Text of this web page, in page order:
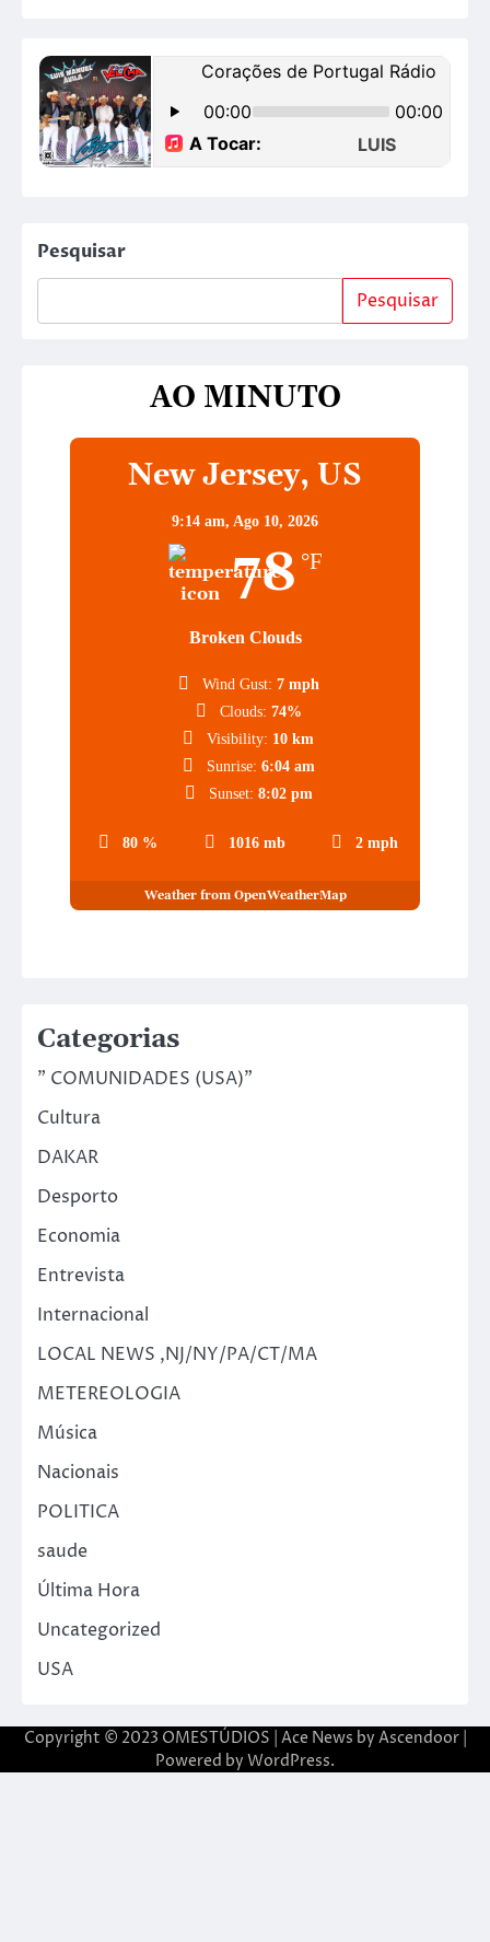
Pesquisar
Pesquisar
AO MINUTO
New Jersey, US
9:14 am, Ago 10, 2026
78 °F
Broken Clouds
80 % 1016 mb 2 mph
Wind Gust: 7 mph
Clouds: 74%
Visibility: 10 km
Sunrise: 6:04 am
Sunset: 8:02 pm
Weather from OpenWeatherMap
Categorias
" COMUNIDADES (USA)"
Cultura
DAKAR
Desporto
Economia
Entrevista
Internacional
LOCAL NEWS ,NJ/NY/PA/CT/MA
METEREOLOGIA
Música
Nacionais
POLITICA
saude
Última Hora
Uncategorized
USA
Copyright © 2023 OMESTÚDIOS | Ace News by Ascendoor|
Powered by WordPress.